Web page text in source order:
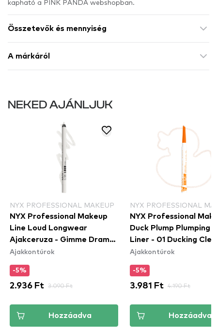
kapható a PINK PANDA webshopban.
Összetevők és mennyiség
A márkáról
NEKED AJÁNLJUK
NYX PROFESSIONAL MAKEUP
NYX Professional Makeup
Line Loud Longwear
Ajakceruza - Gimme Drama
(LLLP01)
Ajakkontúrok
-5%
2.936 Ft 3.090 Ft
Hozzáadva
NYX PROFESSIONAL
NYX Professional
Duck Plump Plumping
Liner - 01 Ducking
Ajakkontúrok
-5%
3.981 Ft 4.190 Ft
Hozzáadva